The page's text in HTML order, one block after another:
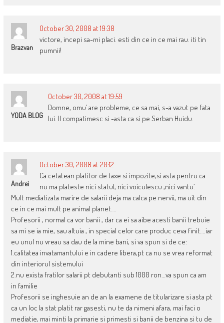
Brazvan
October 30, 2008 at 19:38
victore, incepi sa-mi placi. esti din ce in ce mai rau. iti tin
pumnii!
YODA BLOG
October 30, 2008 at 19:59
Domne, omu’ are probleme, ce sa mai, s-a vazut pe fata
lui. Il compatimesc si -asta ca si pe Serban Huidu.
Andrei
October 30, 2008 at 20:12
Ca cetatean platitor de taxe si impozite,si asta pentru ca
nu ma plateste nici statul, nici voiculescu ,nici vantu’.
Mult mediatizata marire de salarii deja ma calca pe nervii, ma uit din
ce in ce mai mult pe animal planet….
Profesorii , normal ca vor banii , dar ca ei sa aibe acesti banii trebuie
sa mi se ia mie, sau altuia , in special celor care produc ceva finit….iar
eu unul nu vreau sa dau de la mine bani, si va spun si de ce:
1.calitatea invatamantului e in cadere libera,pt ca nu se vrea reformat
din interiorul sistemului
2.nu exista fratilor salarii pt debutanti sub 1000 ron…va spun ca am
in familie
Profesorii se inghesuie an de an la examene de titularizare si asta pt
ca un loc la stat platit rar gasesti, nu te da nimeni afara, mai faci o
mediatie, mai minti la primarie si primesti si banii de benzina si tu de